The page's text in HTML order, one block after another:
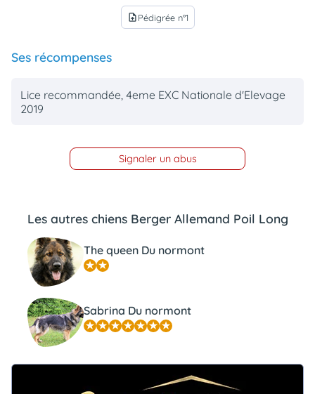
upload_file Pédigrée n°1
Ses récompenses
Lice recommandée, 4eme EXC Nationale d'Elevage
2019
Signaler un abus
Les autres chiens Berger Allemand Poil Long
The queen Du normont
Sabrina Du normont